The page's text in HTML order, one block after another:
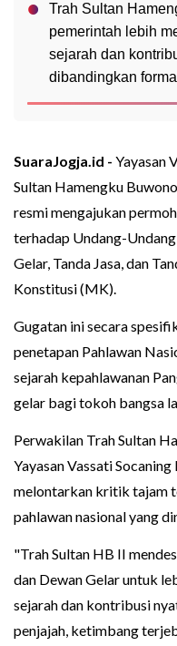
Trah Sultan
pemerintah lebih
sejarah dan
dibandingkan
SuaraJogja.id - Yayasan
Sultan Hamengku
resmi mengajukan
terhadap Undang-
Gelar, Tanda Jasa, dan
Konstitusi (MK).
Gugatan ini secara
penetapan Pahlawan
sejarah kepahlawanan
gelar bagi tokoh bangsa
Perwakilan Trah Sultan
Yayasan Vassati
melontarkan kritik tajam
pahlawan nasional yang
"Trah Sultan HB II
dan Dewan Gelar untuk
sejarah dan kontribusi
penjajah, ketimbang